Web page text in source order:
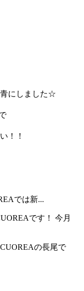
にしました☆
！！
では新...
です！ 今月
の長尾で